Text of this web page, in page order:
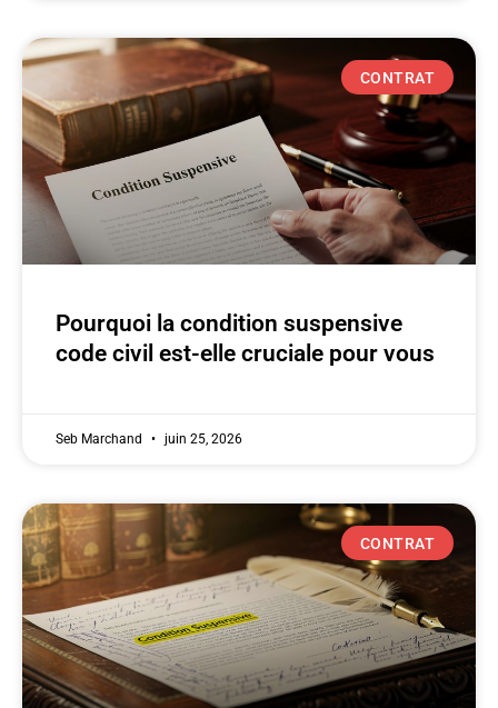
CONTRAT
Pourquoi la condition suspensive
code civil est-elle cruciale pour vous
Seb Marchand juin 25, 2026
CONTRAT